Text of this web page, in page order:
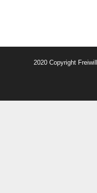
2020 Copyright